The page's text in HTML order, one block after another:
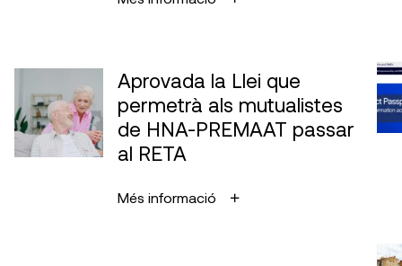
Aprovada la Llei que
permetrà als mutualistes
de HNA-PREMAAT passar
al RETA
Més informació